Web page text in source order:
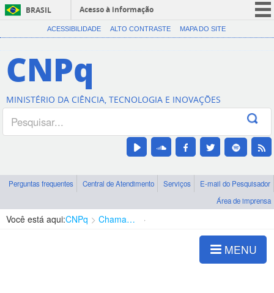
BRASIL
Acesso à informação
CORONAVÍRUS (COVID-19)
Canais
ACESSIBILIDADE ALTO CONTRASTE MAPA DO SITE
CNPq
MINISTÉRIO DA CIÊNCIA, TECNOLOGIA E INOVAÇÕES
Perguntas frequentes Central de Atendimento Serviços
E-mail do Pesquisador
Área de imprensa
Você está aqui:CNPq Chamadas
MENU